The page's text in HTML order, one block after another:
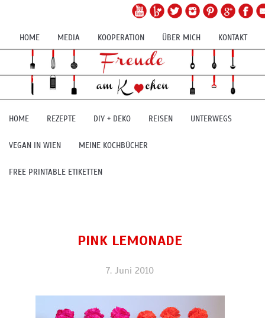
HOME MEDIA KOOPERATION ÜBER MICH KONTAKT
HOME REZEPTE DIY + DEKO REISEN UNTERWEGS
VEGAN IN WIEN MEINE KOCHBÜCHER
FREE PRINTABLE ETIKETTEN
PINK LEMONADE
7. Juni 2010